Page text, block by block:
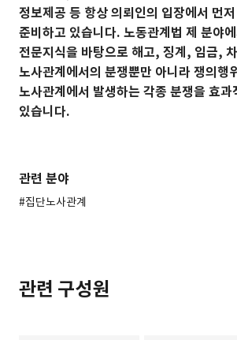
정보제공 등 항상 의뢰인의 입장에서 먼
준비하고 있습니다. 노동관계법 제 분야
전문지식을 바탕으로 해고, 징계, 임금,
노사관계에서의 분쟁뿐만 아니라 쟁의행
노사관계에서 발생하는 각종 분쟁을 효과
있습니다.
관련 분야
#집단노사관계
관련 구성원